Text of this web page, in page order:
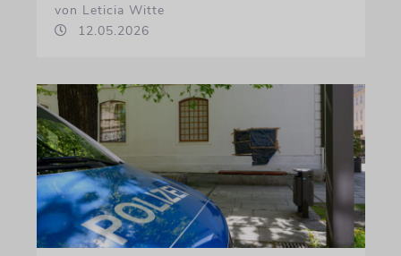
von Leticia Witte
12.05.2026